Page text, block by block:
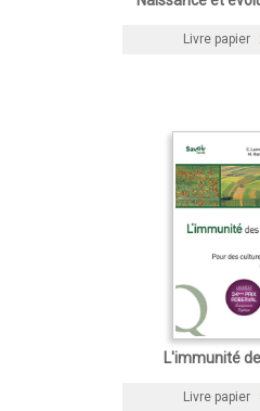
Livre papier
L'immunité
Livre papier